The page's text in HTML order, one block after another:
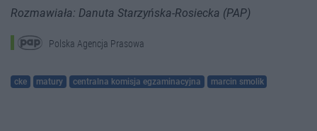
Rozmawiała: Danuta Starzyńska-Rosiecka (PAP)
Polska Agencja Prasowa
cke matury centralna komisja egzaminacyjna marcin smolik